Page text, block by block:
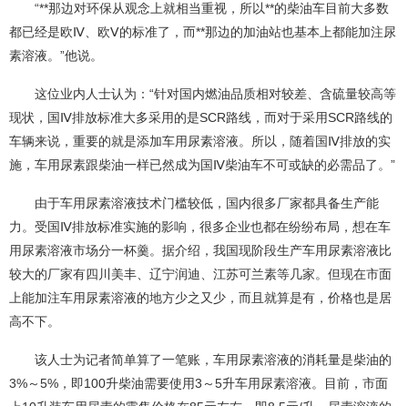
“**那边对环保从观念上就相当重视，所以**的柴油车目前大多数
都已经是欧Ⅳ、欧Ⅴ的标准了，而**那边的加油站也基本上都能加注尿
素溶液。”他说。
这位业内人士认为：“针对国内燃油品质相对较差、含硫量较高等
现状，国Ⅳ排放标准大多采用的是SCR路线，而对于采用SCR路线的
车辆来说，重要的就是添加车用尿素溶液。所以，随着国Ⅳ排放的实
施，车用尿素跟柴油一样已然成为国Ⅳ柴油车不可或缺的必需品了。”
由于车用尿素溶液技术门槛较低，国内很多厂家都具备生产能
力。受国Ⅳ排放标准实施的影响，很多企业也都在纷纷布局，想在车
用尿素溶液市场分一杯羹。据介绍，我国现阶段生产车用尿素溶液比
较大的厂家有四川美丰、辽宁润迪、江苏可兰素等几家。但现在市面
上能加注车用尿素溶液的地方少之又少，而且就算是有，价格也是居
高不下。
该人士为记者简单算了一笔账，车用尿素溶液的消耗量是柴油的
3%～5%，即100升柴油需要使用3～5升车用尿素溶液。目前，市面